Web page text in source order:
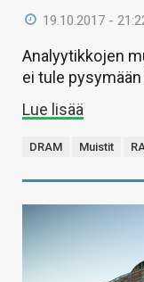
19.10.2017 -
Analyytikkojen
ei tule
Lue lisää
DRAM Muistit